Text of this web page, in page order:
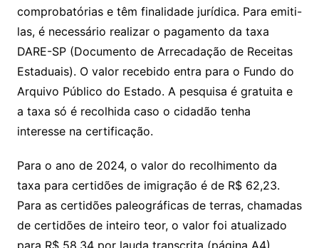
comprobatórias e têm finalidade jurídica. Para emiti-
las, é necessário realizar o pagamento da taxa
DARE-SP (Documento de Arrecadação de Receitas
Estaduais). O valor recebido entra para o Fundo do
Arquivo Público do Estado. A pesquisa é gratuita e
a taxa só é recolhida caso o cidadão tenha
interesse na certificação.
Para o ano de 2024, o valor do recolhimento da
taxa para certidões de imigração é de R$ 62,23.
Para as certidões paleográficas de terras, chamadas
de certidões de inteiro teor, o valor foi atualizado